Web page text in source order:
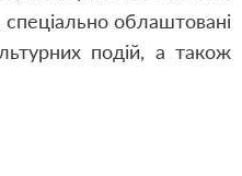
спеціально облаштовані
подій, а також